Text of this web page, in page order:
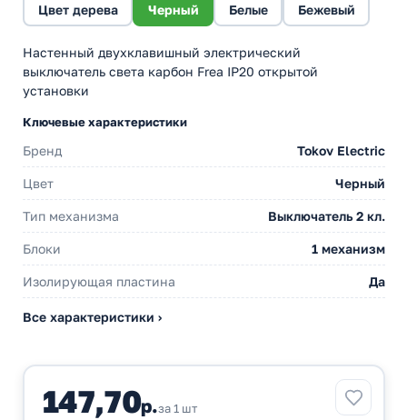
Цвет дерева Черный Белые Бежевый
Настенный двухклавишный электрический
выключатель света карбон Frea IP20 открытой
установки
Ключевые характеристики
Бренд Tokov Electric
Цвет Черный
Тип механизма Выключатель 2 кл.
Блоки 1 механизм
Изолирующая пластина Да
Все характеристики ›
147,70р.за 1 шт